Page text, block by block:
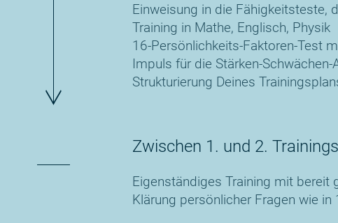
Einweisung in die Fähigkeitsteste,
Training in Mathe, Englisch, Physik
16-Persönlichkeits-Faktoren-Test
Impuls für die Stärken-Schwächen-
Strukturierung Deines
Zwischen 1. und 2.
Eigenständiges Training mit bereit
Klärung persönlicher Fragen wie